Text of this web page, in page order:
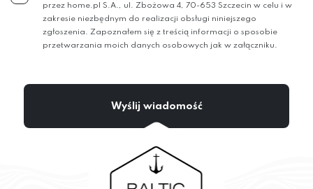
przez home.pl S.A., ul. Zbożowa 4, 70-653 Szczecin w celu i w
zakresie niezbędnym do realizacji obsługi niniejszego
zgłoszenia. Zapoznałem się z treścią informacji o sposobie
przetwarzania moich danych osobowych jak w załączniku.